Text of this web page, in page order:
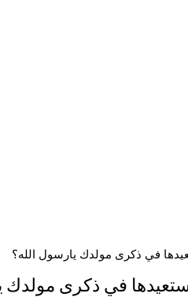
في ذكرى مولدك يارسول الله؟
في ذكرى مولدك